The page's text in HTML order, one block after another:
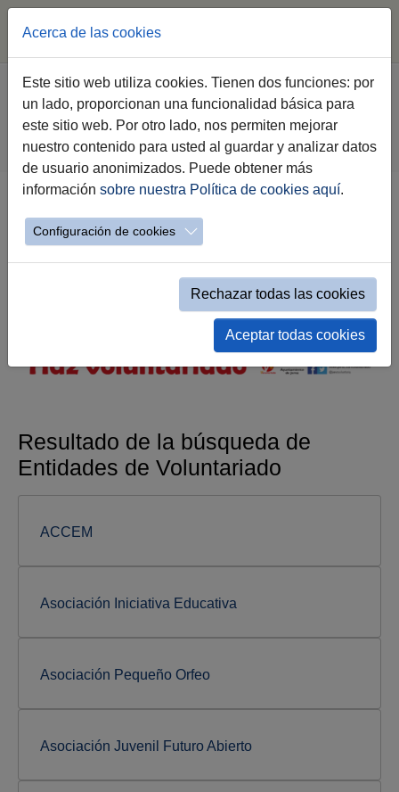
Saltar al contenido principal
Estás aquí:
Jerez.es Webs Municipales
Voluntariado
Haz Voluntariado
Relación de entidades de voluntariado
Relación de entidades mostrar list
Resultado de la búsqueda de
Entidades de Voluntariado
ACCEM
Asociación Iniciativa Educativa
Asociación Pequeño Orfeo
Asociación Juvenil Futuro Abierto
Acerca de las cookies
Este sitio web utiliza cookies. Tienen dos funciones: por
un lado, proporcionan una funcionalidad básica para
este sitio web. Por otro lado, nos permiten mejorar
nuestro contenido para usted al guardar y analizar datos
de usuario anonimizados. Puede obtener más
información sobre nuestra Política de cookies aquí.
Configuración de cookies
Rechazar todas las cookies
Aceptar todas cookies